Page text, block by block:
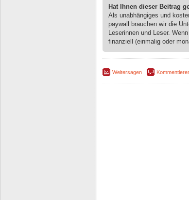
Hat Ihnen dieser Beitrag
Als unabhängiges und
paywall brauchen wir die
Leserinnen und Leser.
finanziell (einmalig oder
Weitersagen